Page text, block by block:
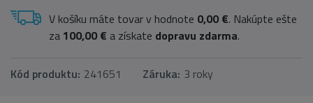
V košíku máte tovar v hodnote 0,00 €. Nakúpte ešte
za 100,00 € a získate dopravu zdarma.
Kód produktu: 241651 Záruka: 3 roky